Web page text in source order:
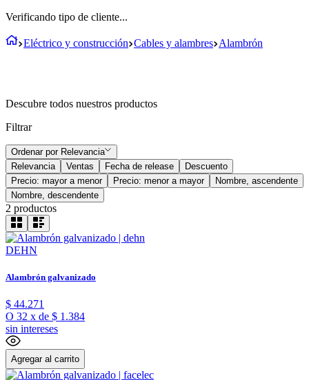
Verificando tipo de cliente...
Eléctrico y construcción Cables y alambres Alambrón
Descubre todos nuestros productos
Filtrar
Ordenar por Relevancia
Relevancia
Ventas Fecha de release
Descuento
Precio: mayor a menor
Precio: menor a mayor
Nombre, ascendente
Nombre, descendente
2 productos
DEHN
Alambrón galvanizado
$ 44.271
O 32 x de $ 1.384
sin intereses
Agregar al carrito